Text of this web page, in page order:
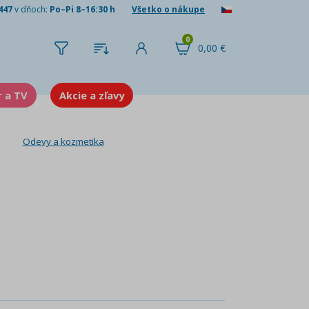
v dňoch: Po–Pi 8–16:30 h Všetko o nákupe
0,00 €
0
a TV Akcie a zľavy
Odevy a kozmetika